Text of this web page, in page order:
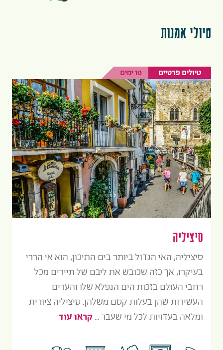
טיולי אמנות
טיולים פרטיים 10 ימים
סיציליה
סיציליה, האי הגדול ביותר בים התיכון, הוא אי הררי
בעיקרו, אך כזה שכובש את ליבם של תיירים מכל
רחבי העולם בזכות הים הנפלא שלו והערים
העשירות שהן בעלות קסם משלהן. סיציליה ציורית
ומלאה בעדויות לכל מי שעבר ...קראו עוד